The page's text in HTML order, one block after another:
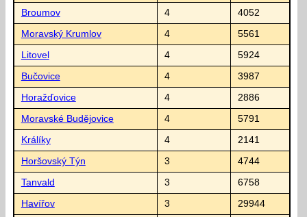
Broumov 4 4052
Moravský Krumlov 4 5561
Litovel 4 5924
Bučovice 4 3987
Horažďovice 4 2886
Moravské Budějovice 4 5791
Králíky 4 2141
Horšovský Týn 3 4744
Tanvald 3 6758
Havířov 3 29944